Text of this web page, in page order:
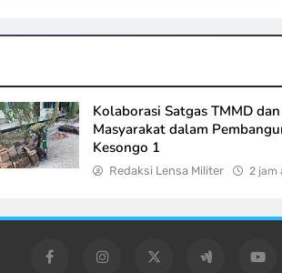
Kolaborasi Satgas TMMD dan
Masyarakat dalam
Kesongo 1
Redaksi Lensa Militer 2 jam